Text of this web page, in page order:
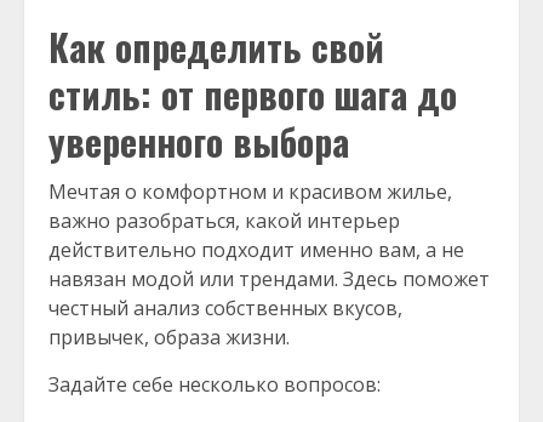
Как определить свой
стиль: от первого шага до
уверенного выбора
Мечтая о комфортном и красивом жилье,
важно разобраться, какой интерьер
действительно подходит именно вам, а не
навязан модой или трендами. Здесь поможет
честный анализ собственных вкусов,
привычек, образа жизни.
Задайте себе несколько вопросов: